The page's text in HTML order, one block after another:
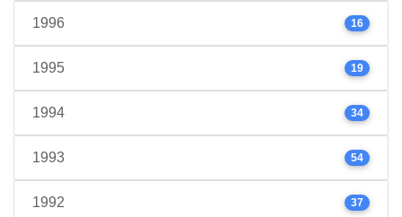
1996 16
1995 19
1994 34
1993 54
1992 37